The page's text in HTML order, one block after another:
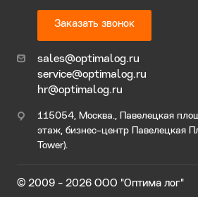
Заказать звонок
sales@optimalog.ru
service@optimalog.ru
hr@optimalog.ru
115054, Москва., Павелецкая
этаж, бизнес-центр Павелецкая
Tower).
© 2009 - 2026 ООО "Оптима лог"